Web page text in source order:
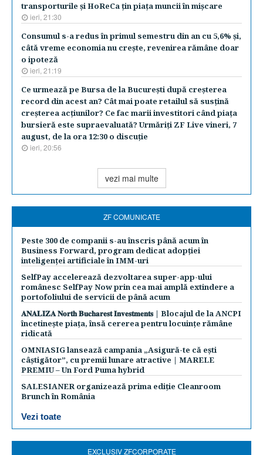
transporturile şi HoReCa ţin piaţa muncii în mişcare
ieri, 21:30
Consumul s-a redus în primul semestru din an cu 5,6% şi,
câtă vreme economia nu creşte, revenirea rămâne doar
o ipoteză
ieri, 21:19
Ce urmează pe Bursa de la Bucureşti după creşterea
record din acest an? Cât mai poate retailul să susţină
creşterea acţiunilor? Ce fac marii investitori când piaţa
bursieră este supraevaluată? Urmăriţi ZF Live vineri, 7
august, de la ora 12:30 o discuţie
ieri, 20:56
vezi mai multe
ZF COMUNICATE
Peste 300 de companii s-au înscris până acum în
Business Forward, program dedicat adopției
inteligenței artificiale în IMM-uri
SelfPay accelerează dezvoltarea super-app-ului
românesc SelfPay Now prin cea mai amplă extindere a
portofoliului de servicii de până acum
𝐀𝐍𝐀𝐋𝐈𝐙𝐀 𝐍𝐨𝐫𝐭𝐡 𝐁𝐮𝐜𝐡𝐚𝐫𝐞𝐬𝐭 𝐈𝐧𝐯𝐞𝐬𝐭𝐦𝐞𝐧𝐭𝐬 | Blocajul de la ANCPI
încetinește piața, însă cererea pentru locuințe rămâne
ridicată
OMNIASIG lansează campania „Asigură-te că ești
câștigător”, cu premii lunare atractive | MARELE
PREMIU – Un Ford Puma hybrid
SALESIANER organizează prima ediție Cleanroom
Brunch în România
Vezi toate
EXCLUSIV ZFCORPORATE